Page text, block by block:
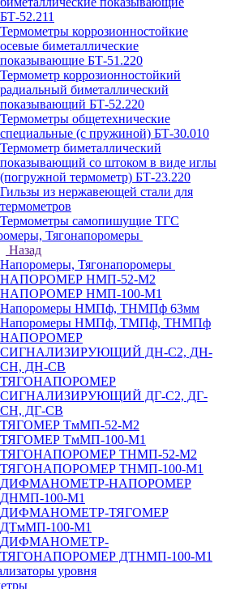
БТ-52.211
Термометры коррозионностойкие
осевые биметаллические
показывающие БТ-51.220
Термометр коррозионностойкий
радиальный биметаллический
показывающий БТ-52.220
Термометры общетехнические
специальные (с пружиной) БТ-30.010
Термометр биметаллический
показывающий со штоком в виде иглы
(погружной термометр) БТ-23.220
Гильзы из нержавеющей стали для
термометров
Термометры самопишущие ТГС
Тягонапоромеры
Назад
Напоромеры, Тягонапоромеры
НАПОРОМЕР НМП-52-М2
НАПОРОМЕР НМП-100-М1
Напоромеры НМПф, ТНМПф 63мм
Напоромеры НМПф, ТМПф, ТНМПф
НАПОРОМЕР
СИГНАЛИЗИРУЮЩИЙ ДН-С2, ДН-
СН, ДН-СВ
ТЯГОНАПОРОМЕР
СИГНАЛИЗИРУЮЩИЙ ДГ-С2, ДГ-
СН, ДГ-СВ
ТЯГОМЕР ТмМП-52-М2
ТЯГОМЕР ТмМП-100-М1
ТЯГОНАПОРОМЕР ТНМП-52-М2
ТЯГОНАПОРОМЕР ТНМП-100-М1
ДИФМАНОМЕТР-НАПОРОМЕР
ДНМП-100-М1
ДИФМАНОМЕТР-ТЯГОМЕР
ДТмМП-100-М1
ДИФМАНОМЕТР-
ТЯГОНАПОРОМЕР ДТНМП-100-М1
уровня